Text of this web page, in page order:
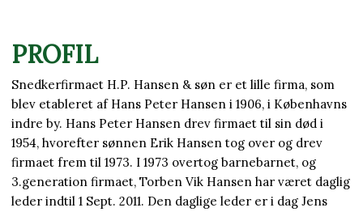
PROFIL​
Snedkerfirmaet H.P. Hansen & søn er et lille firma, som
blev etableret af Hans Peter Hansen i 1906, i Københavns
indre by. Hans Peter Hansen drev firmaet til sin død i
1954, hvorefter sønnen Erik Hansen tog over og drev
firmaet frem til 1973. I 1973 overtog barnebarnet, og
3.generation firmaet, Torben Vik Hansen har været daglig
leder indtil 1 Sept. 2011. Den daglige leder er i dag Jens